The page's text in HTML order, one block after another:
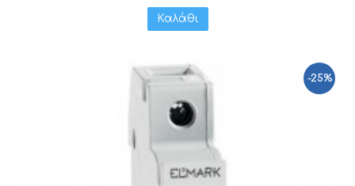
Καλάθι
-25%